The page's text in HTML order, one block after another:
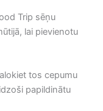
Trip sēņu
lai pievienotu
tos cepumu
papildinātu